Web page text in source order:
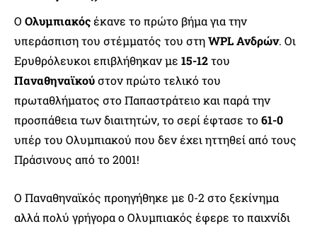
Ο Ολυμπιακόςέκανε το πρώτο βήμα για την
υπεράσπιση του στέμματός του στηWPL Ανδρών. Οι
Ερυθρόλευκοι επιβλήθηκαν με 15-12του
Παναθηναϊκούστον πρώτο τελικό του
πρωταθλήματος στο Παπαστράτειο και παρά την
προσπάθεια των διαιτητών, το σερί έφτασε το61-0
υπέρ του Ολυμπιακού που δεν έχει ηττηθεί από τους
Πράσινους από το 2001!
Ο Παναθηναϊκός προηγήθηκε με 0-2 στο ξεκίνημα
αλλά πολύ γρήγορα ο Ολυμπιακός έφερε το παιχνίδι